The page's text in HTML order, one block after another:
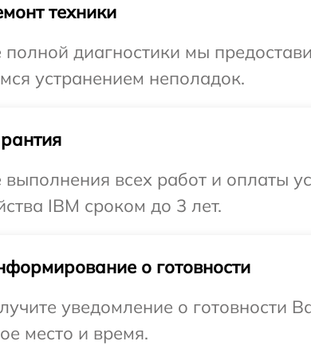
техники
полной диагностики мы
устранением неполадок.
выполнения всех работ и оплаты
IBM сроком до 3 лет.
о готовности
уведомление о готовности
место и время.